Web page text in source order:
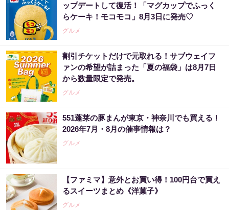
ップデートして復活！「マグカップでふっく
らケーキ！モコモコ」8月3日に発売♡
グルメ
割引チケットだけで元取れる！サブウェイフ
ァンの希望が詰まった「夏の福袋」は8月7日
から数量限定で発売。
グルメ
551蓬莱の豚まんが東京・神奈川でも買える！
2026年7月・8月の催事情報は？
グルメ
【ファミマ】意外とお買い得！100円台で買え
るスイーツまとめ《洋菓子》
グルメ